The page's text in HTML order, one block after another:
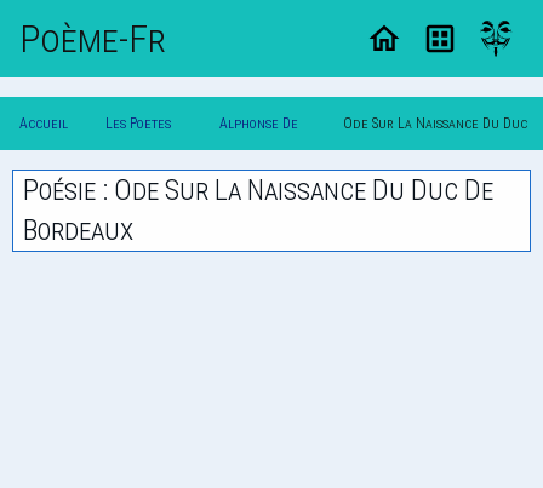
Poème-Fr
Accueil
Poesie
Les Poetes
Classique
Alphonse De
Lamartine
Ode Sur La Naissance Du Duc
De Bordeaux
Poésie : Ode Sur La Naissance Du Duc De
Bordeaux